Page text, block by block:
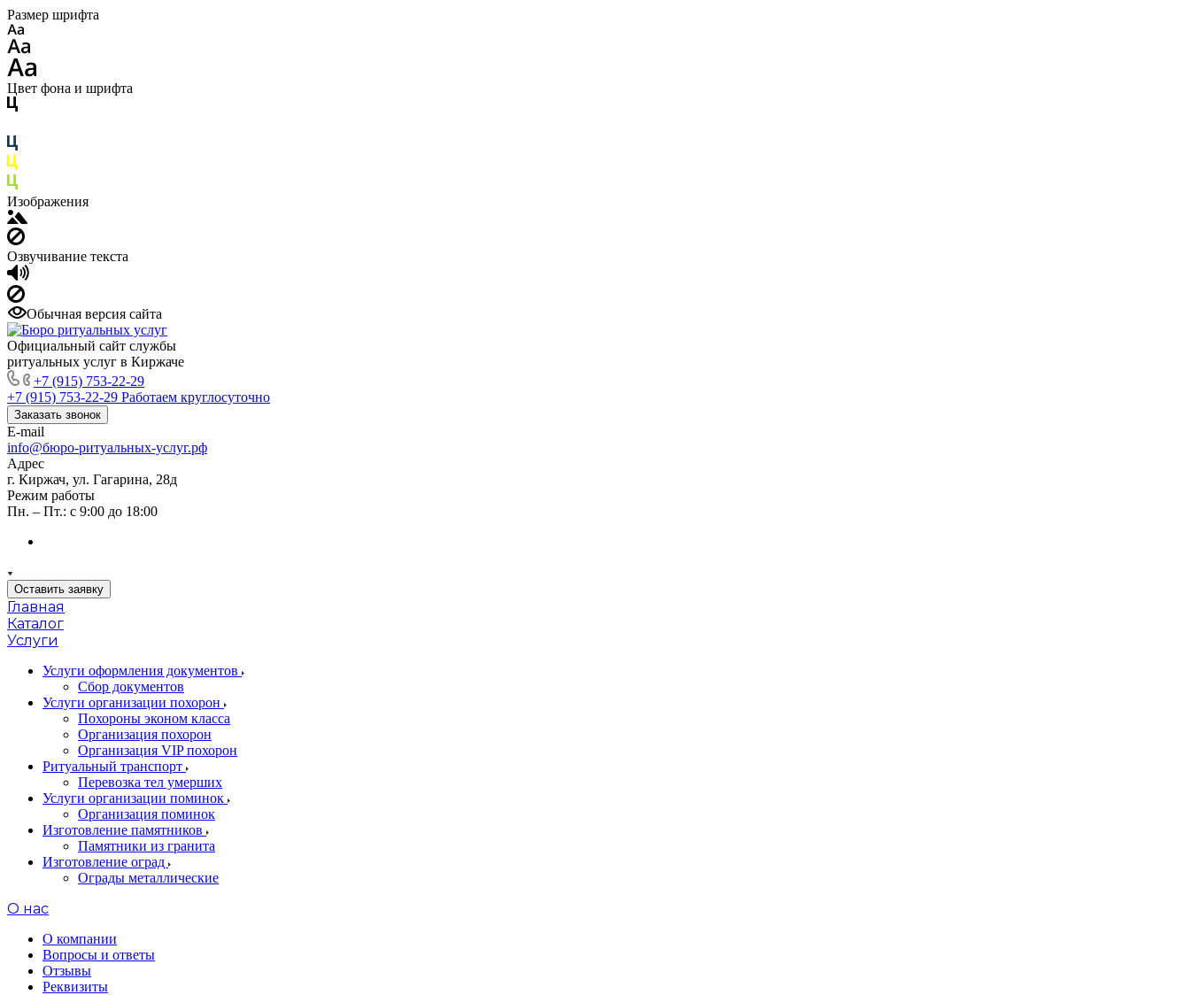
Размер шрифта
Цвет фона и шрифта
Изображения
Озвучивание текста
Обычная версия сайта
Официальный сайт службы
ритуальных услуг в Киржаче
+7 (915) 753-22-29
+7 (915) 753-22-29 Работаем круглосуточно
Заказать звонок
E-mail
info@бюро-ритуальных-услуг.рф
Адрес
г. Киржач, ул. Гагарина, 28д
Режим работы
Пн. – Пт.: с 9:00 до 18:00
Оставить заявку
Главная
Каталог
Услуги
Услуги оформления документов
Сбор документов
Услуги организации похорон
Похороны эконом класса
Организация похорон
Организация VIP похорон
Ритуальный транспорт
Перевозка тел умерших
Услуги организации поминок
Организация поминок
Изготовление памятников
Памятники из гранита
Изготовление оград
Ограды металлические
О нас
О компании
Вопросы и ответы
Отзывы
Реквизиты